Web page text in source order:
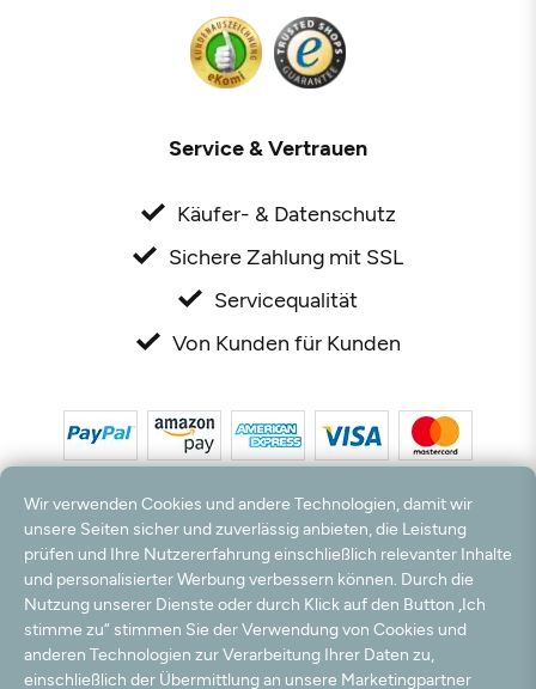
Service & Vertrauen
Käufer- & Datenschutz
Sichere Zahlung mit SSL
Servicequalität
Von Kunden für Kunden
*Alle Preise inkl. MwSt. und zzgl. Versandkosten. **Kostenloser Versand und Rückversand
nur innerhalb Deutschlands und Österreichs.
Hinweis:
Wir nutzen Ihre E-Mail Adresse für werbliche Zwecke, die jederzeit widerrufen
werden können. Ihre Daten werden nicht an Dritte weitergegeben.
© 2003 - 2026 Rudolf Hossdorf Teppichhandel e.K. / Alle Rechte vorbehalten. powered by
Wir verwenden Cookies und andere Technologien, damit wir
unsere Seiten sicher und zuverlässig anbieten, die Leistung
prüfen und Ihre Nutzererfahrung einschließlich relevanter Inhalte
und personalisierter Werbung verbessern können. Durch die
Nutzung unserer Dienste oder durch Klick auf den Button „Ich
stimme zu“ stimmen Sie der Verwendung von Cookies und
anderen Technologien zur Verarbeitung Ihrer Daten zu,
einschließlich der Übermittlung an unsere Marketingpartner